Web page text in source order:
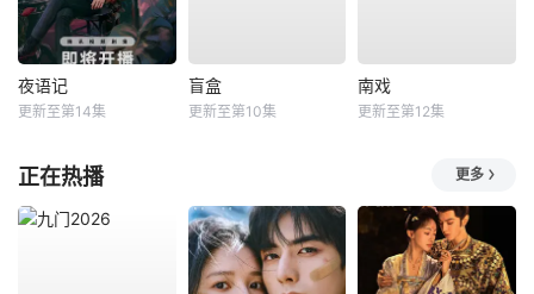
夜语记
更新至第14集
盲盒
更新至第10集
南戏
更新至第12集
正在热播 更多